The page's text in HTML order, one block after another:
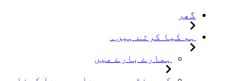
گھر
ہم کیا کرتے ہیں۔
ہمارے بارے میں